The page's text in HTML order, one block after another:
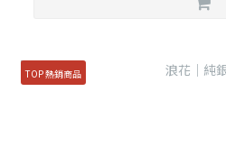
TOP 熱銷商品